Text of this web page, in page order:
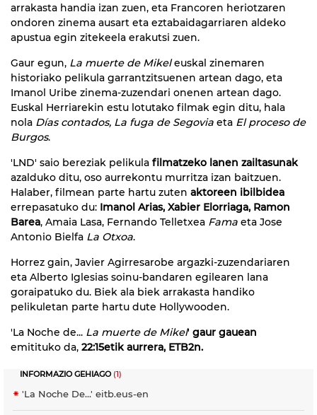
arrakasta handia izan zuen, eta Francoren heriotzaren
ondoren zinema ausart eta eztabaidagarriaren aldeko
apustua egin zitekeela erakutsi zuen.
Gaur egun, La muerte de Mikeleuskal zinemaren
historiako pelikula garrantzitsuenen artean dago, eta
Imanol Uribe zinema-zuzendari onenen artean dago.
Euskal Herriarekin estu lotutako filmak egin ditu, hala
nola Días contados, La fuga de Segovia eta El proceso de
Burgos.
'LND' saio bereziak pelikula filmatzeko lanen zailtasunak
azalduko ditu, oso aurrekontu murritza izan baitzuen.
Halaber, filmean parte hartu zuten aktoreen ibilbidea
errepasatuko du: Imanol Arias, Xabier Elorriaga, Ramon
Barea, Amaia Lasa, Fernando Telletxea Fama eta Jose
Antonio Bielfa La Otxoa.
Horrez gain, Javier Agirresarobe argazki-zuzendariaren
eta Alberto Iglesias soinu-bandaren egilearen lana
goraipatuko du. Biek ala biek arrakasta handiko
pelikuletan parte hartu dute Hollywooden.
'La Noche de... La muerte de Mikel' gaur gauean
emitituko da, 22:15etik aurrera, ETB2n.
INFORMAZIO GEHIAGO(1)
'La Noche De...' eitb.eus-en